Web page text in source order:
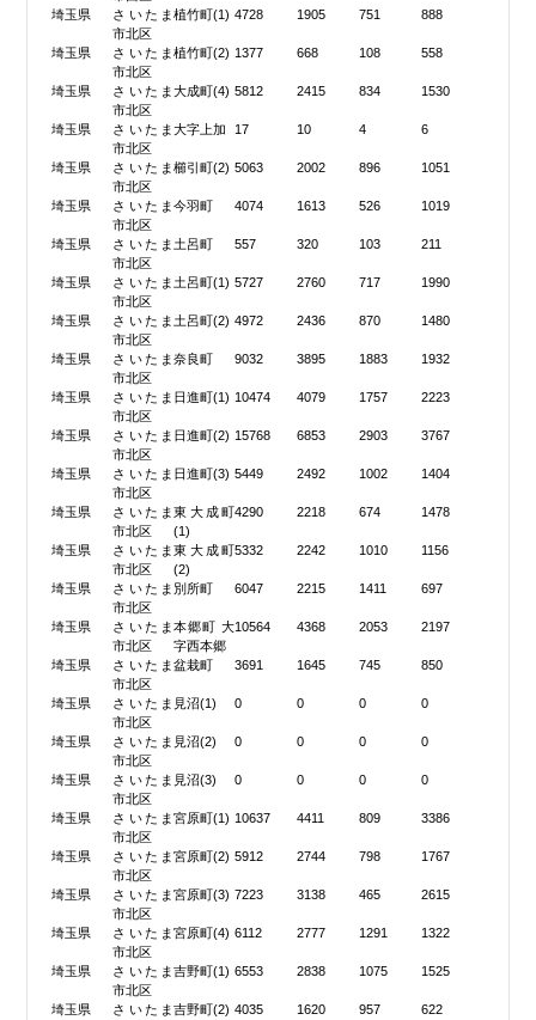
埼玉県
さいたま
市北区
植竹町(1) 4728 1905 751 888
埼玉県
さいたま
市北区
植竹町(2) 1377 668 108 558
埼玉県
さいたま
市北区
大成町(4) 5812 2415 834 1530
埼玉県
さいたま
市北区
大字上加 17 10 4 6
埼玉県
さいたま
市北区
櫛引町(2) 5063 2002 896 1051
埼玉県
さいたま
市北区
今羽町 4074 1613 526 1019
埼玉県
さいたま
市北区
土呂町 557 320 103 211
埼玉県
さいたま
市北区
土呂町(1) 5727 2760 717 1990
埼玉県
さいたま
市北区
土呂町(2) 4972 2436 870 1480
埼玉県
さいたま
市北区
奈良町 9032 3895 1883 1932
埼玉県
さいたま
市北区
日進町(1) 10474 4079 1757 2223
埼玉県
さいたま
市北区
日進町(2) 15768 6853 2903 3767
埼玉県
さいたま
市北区
日進町(3) 5449 2492 1002 1404
埼玉県
さいたま
市北区
東大成町
(1)
4290 2218 674 1478
埼玉県
さいたま
市北区
東大成町
(2)
5332 2242 1010 1156
埼玉県
さいたま
市北区
別所町 6047 2215 1411 697
埼玉県
さいたま
市北区
本郷町 大
字西本郷
10564 4368 2053 2197
埼玉県
さいたま
市北区
盆栽町 3691 1645 745 850
埼玉県
さいたま
市北区
見沼(1) 0 0 0 0
埼玉県
さいたま
市北区
見沼(2) 0 0 0 0
埼玉県
さいたま
市北区
見沼(3) 0 0 0 0
埼玉県
さいたま
市北区
宮原町(1) 10637 4411 809 3386
埼玉県
さいたま
市北区
宮原町(2) 5912 2744 798 1767
埼玉県
さいたま
市北区
宮原町(3) 7223 3138 465 2615
埼玉県
さいたま
市北区
宮原町(4) 6112 2777 1291 1322
埼玉県
さいたま
市北区
吉野町(1) 6553 2838 1075 1525
埼玉県
さいたま吉野町(2) 4035 1620 957 622